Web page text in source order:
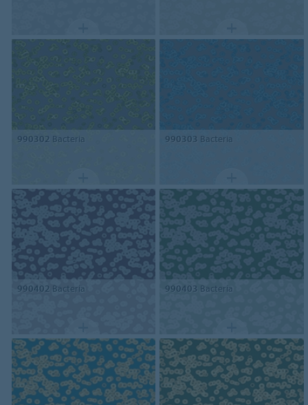
990302 Bacteria 990303 Bacteria
990402 Bacteria 990403 Bacteria